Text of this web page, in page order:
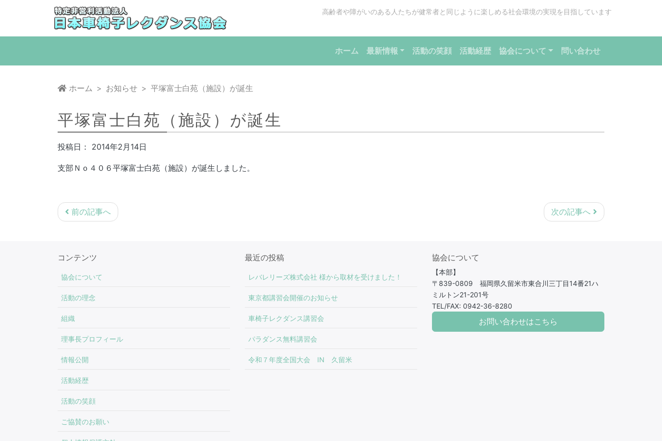
高齢者や障がいのある人たちが健常者と同じように楽しめる社会環境の実現を目指しています
ホーム 最新情報 活動の笑顔 活動経歴 協会について 問い合わせ
ホーム お知らせ 平塚富士白苑（施設）が誕生
平塚富士白苑（施設）が誕生
投稿日： 2014年2月14日
支部Ｎｏ４０６平塚富士白苑（施設）が誕生しました。
投
稿
ビ
ー
シ
ョ
ン
前の記事へ 次の記事へ
コンテンツ
協会について
活動の理念
組織
理事長プロフィール
情報公開
活動経歴
活動の笑顔
ご協賛のお願い
最近の投稿
レバレリーズ株式会社 様から取材を受けました！
東京都講習会開催のお知らせ
車椅子レクダンス講習会
パラダンス無料講習会
令和７年度全国大会 IN 久留米
協会について
【本部】
〒839-0809 福岡県久留米市東合川三丁目14番21ハ
ミルトン21-201号
TEL/FAX: 0942-36-8280
お問い合わせはこちら